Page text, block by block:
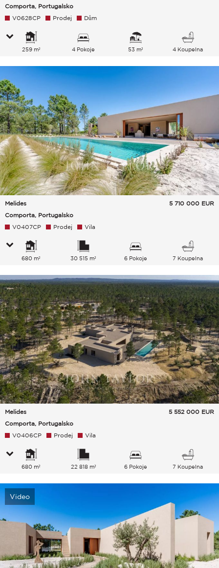
Comporta, Portugalsko
V0628CP
Prodej Dům
259 m² 4 Pokoje 53 m² 4 Koupelna
Melides
Comporta, Portugalsko
5 710 000 EUR
V0407CP Prodej Vila
680 m² 30 515 m² 6 Pokoje 7 Koupelna
Melides
Comporta, Portugalsko
5 552 000 EUR
V0406CP Prodej Vila
680 m² 22 818 m² 6 Pokoje 7 Koupelna
Video